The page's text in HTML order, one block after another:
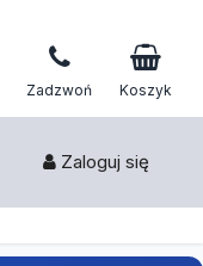
Zadzwoń Koszyk
Zaloguj się